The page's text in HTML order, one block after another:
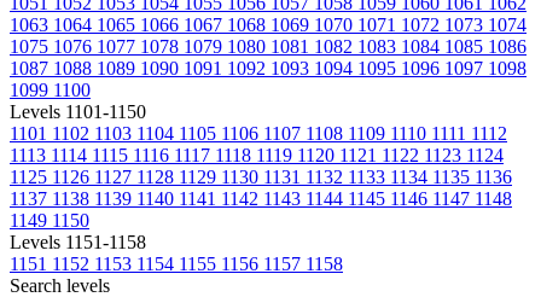
1063 1064 1065 1066 1067 1068 1069 1070 1071 1072 1073 1074
1075 1076 1077 1078 1079 1080 1081 1082 1083 1084 1085 1086
1087 1088 1089 1090 1091 1092 1093 1094 1095 1096 1097 1098
1099 1100
Levels 1101-1150
1101 1102 1103 1104 1105 1106 1107 1108 1109 1110 1111 1112
1113 1114 1115 1116 1117 1118 1119 1120 1121 1122 1123 1124
1125 1126 1127 1128 1129 1130 1131 1132 1133 1134 1135 1136
1137 1138 1139 1140 1141 1142 1143 1144 1145 1146 1147 1148
1149 1150
Levels 1151-1158
1151 1152 1153 1154 1155 1156 1157 1158
Search levels